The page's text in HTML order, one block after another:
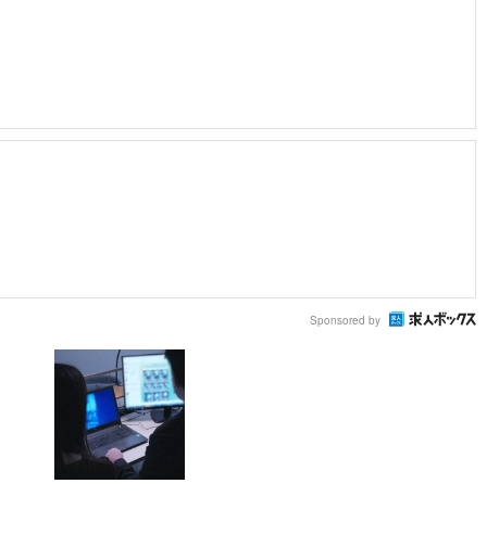
Sponsored by